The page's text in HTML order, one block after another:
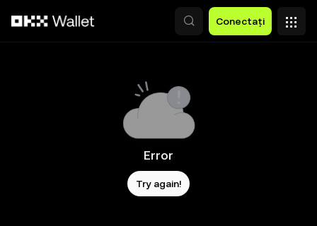
Conectați
Error
Try again!